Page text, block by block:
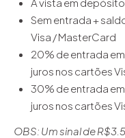
Sem entrada +
Visa / MasterCard
20% de entrada
juros nos cartões
30% de entrada
juros nos cartões
OBS: Um sinal de